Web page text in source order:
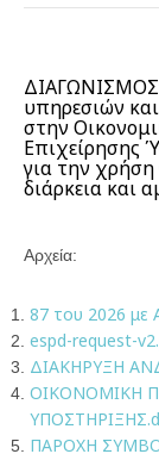
υπηρεσιών
στην
Επιχείρησης
για την
διάρκεια και
Αρχεία:
87 του 2026 με
espd-request-
ΔΙΑΚΗΡΥΞΗ
ΟΙΚΟΝΟΜΙΚΗ
ΠΑΡΟΧΗ